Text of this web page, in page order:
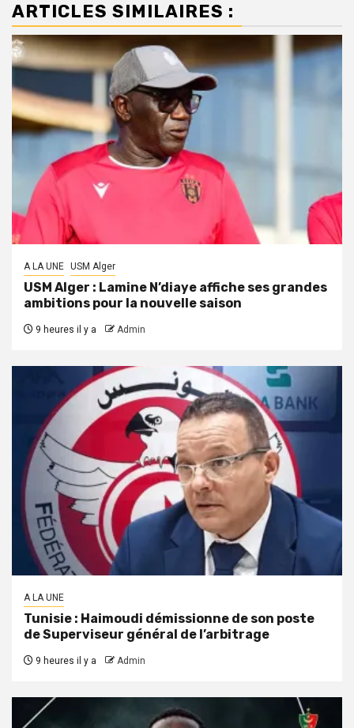
ARTICLES SIMILAIRES :
A LA UNE USM Alger
USM Alger : Lamine N’diaye affiche ses grandes
ambitions pour la nouvelle saison
9 heures il y a Admin
A LA UNE
Tunisie : Haimoudi démissionne de son poste
de Superviseur général de l’arbitrage
9 heures il y a Admin